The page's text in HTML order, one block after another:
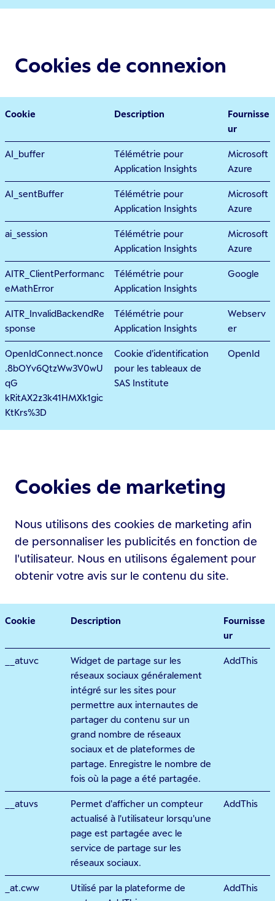
Cookies de connexion
Cookie Description
Fournisse
ur
AI_buffer
Télémétrie pour
Application Insights
Microsoft
Azure
AI_sentBuffer
Télémétrie pour
Application Insights
Microsoft
Azure
ai_session
Télémétrie pour
Application Insights
Microsoft
Azure
AITR_ClientPerformanc
eMathError
Télémétrie pour
Application Insights
Google
AITR_InvalidBackendRe
sponse
Télémétrie pour
Application Insights
Webserv
er
OpenIdConnect.nonce
.8bOYv6QtzWw3V0wU
qG
kRitAX2z3k41HMXk1gic
KtKrs%3D
Cookie d'identification
pour les tableaux de
SAS Institute
OpenId
Cookies de marketing
Nous utilisons des cookies de marketing afin
de personnaliser les publicités en fonction de
l'utilisateur. Nous en utilisons également pour
obtenir votre avis sur le contenu du site.
Cookie Description
Fournisse
ur
__atuvc
Widget de partage sur les
réseaux sociaux généralement
intégré sur les sites pour
permettre aux internautes de
partager du contenu sur un
grand nombre de réseaux
sociaux et de plateformes de
partage. Enregistre le nombre de
fois où la page a été partagée.
AddThis
__atuvs
Permet d'afficher un compteur
actualisé à l'utilisateur lorsqu'une
page est partagée avec le
service de partage sur les
réseaux sociaux.
AddThis
_at.cww
Utilisé par la plateforme de
AddThis